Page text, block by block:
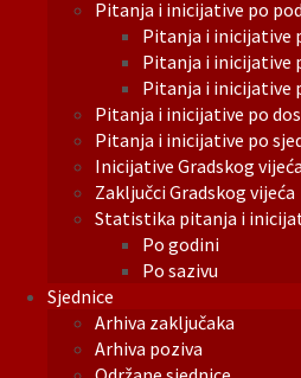
Pitanja i inicijative po
Pitanja i inicijative
Pitanja i inicijative
Pitanja i inicijative
Pitanja i inicijative po
Pitanja i inicijative po
Inicijative Gradskog vijeća
Zaključci Gradskog vijeća
Statistika pitanja i
Po godini
Po sazivu
Sjednice
Arhiva zaključaka
Arhiva poziva